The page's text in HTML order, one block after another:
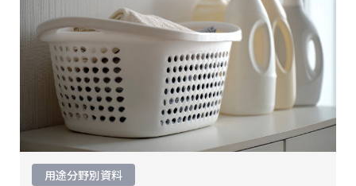
用途分野別資料